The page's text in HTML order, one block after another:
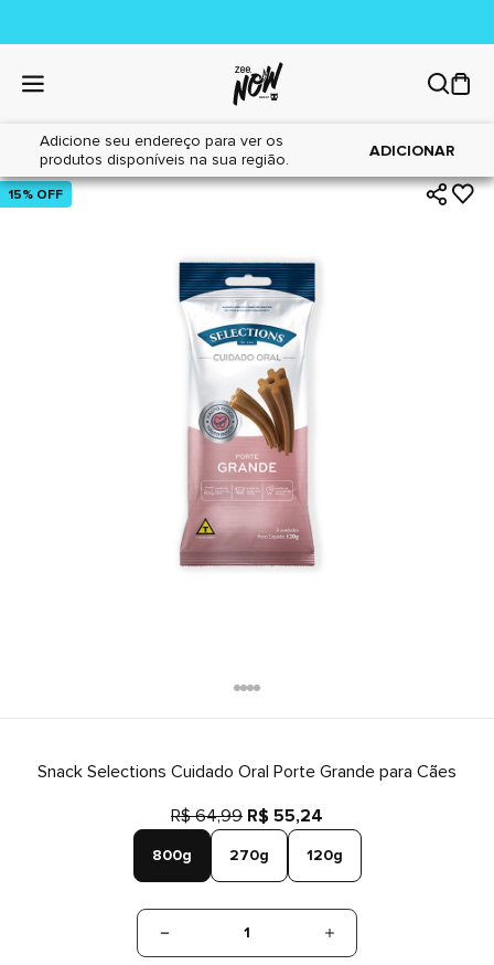
Adicione seu endereço para ver os
produtos disponíveis na sua região.
ADICIONAR
Home|Cães|Petiscos
15% OFF
Snack Selections Cuidado Oral Porte Grande para Cães
R$ 64,99 R$ 55,24
800g 270g 120g
1